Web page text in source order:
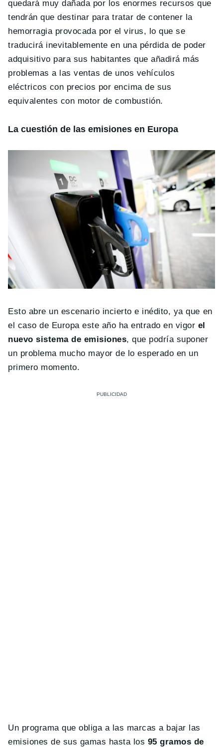
quedará muy dañada por los enormes recursos que
tendrán que destinar para tratar de contener la
hemorragia provocada por el virus, lo que se
traducirá inevitablemente en una pérdida de poder
adquisitivo para sus habitantes que añadirá más
problemas a las ventas de unos vehículos
eléctricos con precios por encima de sus
equivalentes con motor de combustión.
La cuestión de las emisiones en Europa
Esto abre un escenario incierto e inédito, ya que en
el caso de Europa este año ha entrado en vigor el
nuevo sistema de emisiones, que podría suponer
un problema mucho mayor de lo esperado en un
primero momento.
Un programa que obliga a las marcas a bajar las
emisiones de sus gamas hasta los 95 gramos de